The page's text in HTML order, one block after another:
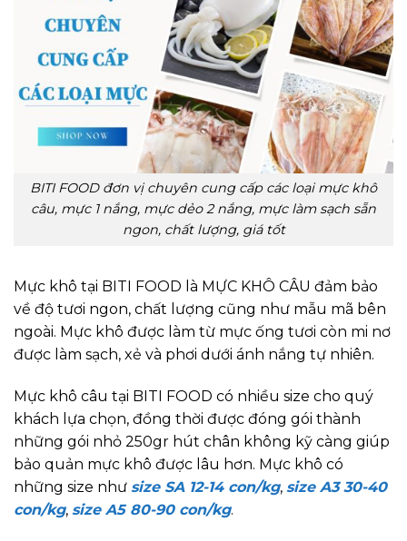
BITI FOOD đơn vị chuyên cung cấp các loại mực khô
câu, mực 1 nắng, mực dẻo 2 nắng, mực làm sạch sẵn
ngon, chất lượng, giá tốt
Mực khô tại BITI FOOD là MỰC KHÔ CÂU đảm bảo
về độ tươi ngon, chất lượng cũng như mẫu mã bên
ngoài. Mực khô được làm từ mực ống tươi còn mi nơ
được làm sạch, xẻ và phơi dưới ánh nắng tự nhiên.
Mực khô câu tại BITI FOOD có nhiều size cho quý
khách lựa chọn, đồng thời được đóng gói thành
những gói nhỏ 250gr hút chân không kỹ càng giúp
bảo quản mực khô được lâu hơn. Mực khô có
những size như size SA 12-14 con/kg, size A3 30-40
con/kg, size A5 80-90 con/kg.